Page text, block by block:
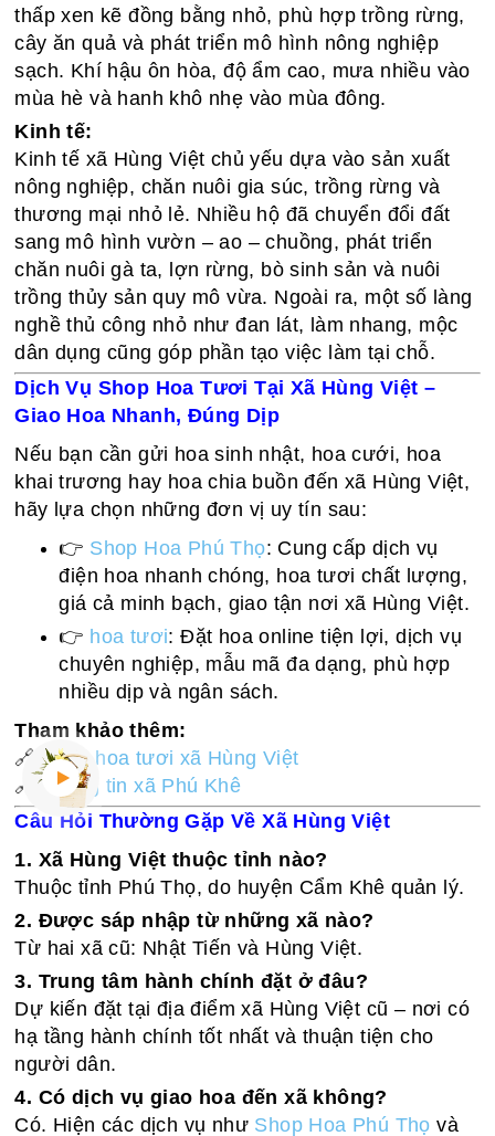
thấp xen kẽ đồng bằng nhỏ, phù hợp trồng rừng,
cây ăn quả và phát triển mô hình nông nghiệp
sạch. Khí hậu ôn hòa, độ ẩm cao, mưa nhiều vào
mùa hè và hanh khô nhẹ vào mùa đông.
Kinh tế:
Kinh tế xã Hùng Việt chủ yếu dựa vào sản xuất
nông nghiệp, chăn nuôi gia súc, trồng rừng và
thương mại nhỏ lẻ. Nhiều hộ đã chuyển đổi đất
sang mô hình vườn – ao – chuồng, phát triển
chăn nuôi gà ta, lợn rừng, bò sinh sản và nuôi
trồng thủy sản quy mô vừa. Ngoài ra, một số làng
nghề thủ công nhỏ như đan lát, làm nhang, mộc
dân dụng cũng góp phần tạo việc làm tại chỗ.
Dịch Vụ Shop Hoa Tươi Tại Xã Hùng Việt –
Giao Hoa Nhanh, Đúng Dịp
Nếu bạn cần gửi hoa sinh nhật, hoa cưới, hoa
khai trương hay hoa chia buồn đến xã Hùng Việt,
hãy lựa chọn những đơn vị uy tín sau:
👉 Shop Hoa Phú Thọ: Cung cấp dịch vụ
điện hoa nhanh chóng, hoa tươi chất lượng,
giá cả minh bạch, giao tận nơi xã Hùng Việt.
👉 hoa tươi: Đặt hoa online tiện lợi, dịch vụ
chuyên nghiệp, mẫu mã đa dạng, phù hợp
nhiều dịp và ngân sách.
Tham khảo thêm:
🔗 Shop hoa tươi xã Hùng Việt
🔗Thông tin xã Phú Khê
Câu Hỏi Thường Gặp Về Xã Hùng Việt
1. Xã Hùng Việt thuộc tỉnh nào?
Thuộc tỉnh Phú Thọ, do huyện Cẩm Khê quản lý.
2. Được sáp nhập từ những xã nào?
Từ hai xã cũ: Nhật Tiến và Hùng Việt.
3. Trung tâm hành chính đặt ở đâu?
Dự kiến đặt tại địa điểm xã Hùng Việt cũ – nơi có
hạ tầng hành chính tốt nhất và thuận tiện cho
người dân.
4. Có dịch vụ giao hoa đến xã không?
Có. Hiện các dịch vụ như Shop Hoa Phú Thọ và